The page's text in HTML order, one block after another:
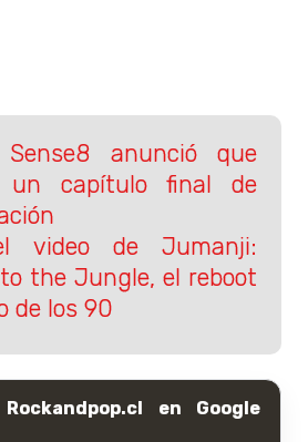
anunció que
un capítulo final de
video de Jumanji:
to the Jungle, el reboot
de los 90
en Google